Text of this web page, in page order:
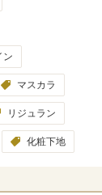
ン
マスカラ
リジュラン
化粧下地